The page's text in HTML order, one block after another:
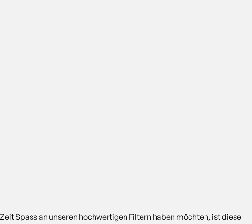
Spass an unseren hochwertigen Filtern haben möchten, ist diese